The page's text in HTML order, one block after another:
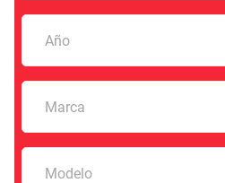
Año
Marca
Modelo